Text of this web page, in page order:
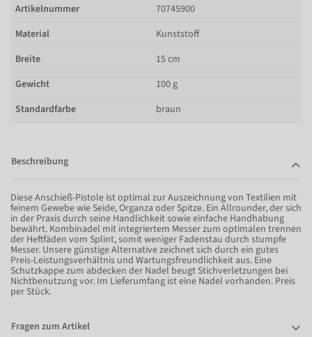
Artikelnummer
70745900
Material
Kunststoff
Breite
15 cm
Gewicht
100 g
Standardfarbe
braun
Beschreibung
Diese Anschieß-Pistole ist optimal zur Auszeichnung von Textilien mit
feinem Gewebe wie Seide, Organza oder Spitze. Ein Allrounder, der sich
in der Praxis durch seine Handlichkeit sowie einfache Handhabung
bewährt. Kombinadel mit integriertem Messer zum optimalen trennen
der Heftfäden vom Splint, somit weniger Fadenstau durch stumpfe
Messer. Unsere günstige Alternative zeichnet sich durch ein gutes
Preis-Leistungsverhältnis und Wartungsfreundlichkeit aus. Eine
Schutzkappe zum abdecken der Nadel beugt Stichverletzungen bei
Nichtbenutzung vor. Im Lieferumfang ist eine Nadel vorhanden. Preis
per Stück.
Fragen zum Artikel